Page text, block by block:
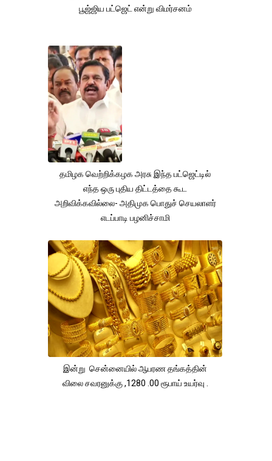
பூஜ்ஜிய பட்ஜெட் என்று விமர்சனம்
தமிழக வெற்றிக்கழக அரசு இந்த பட்ஜெட்டில்
எந்த ஒரு புதிய திட்டத்தை கூட
அறிவிக்கவில்லை- அதிமுக பொதுச் செயலாளர்
எடப்பாடி பழனிச்சாமி
இன்று சென்னையில் ஆபரண தங்கத்தின்
விலை சவரனுக்கு ,1280 .00 ரூபாய் உயர்வு .